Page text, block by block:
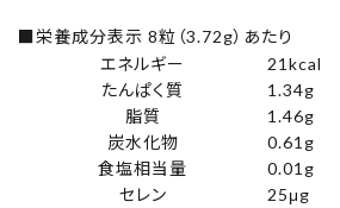
■栄養成分表示 8粒（3.72g）あたり
エネルギー
21kcal
たんぱく質
1.34g
脂質
1.46g
炭水化物
0.61g
食塩相当量
0.01g
セレン
25μg